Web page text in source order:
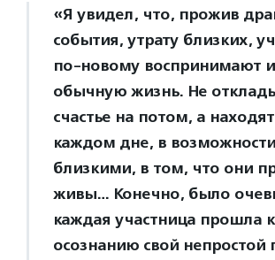
«Я увидел, что, прожив
события, утрату близких,
по-новому воспринимают
обычную жизнь. Не
счастье на потом, а
каждом дне, в
близкими, в том, что они
живы… Конечно, было
каждая участница прошла
осознанию свой непростой